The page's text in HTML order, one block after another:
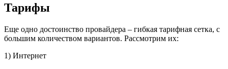
Тарифы
Еще одно достоинство провайдера – гибкая тарифная сетка, с
большим количеством вариантов. Рассмотрим их:
1) Интернет